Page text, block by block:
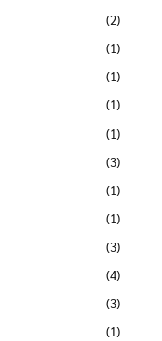
(2)
(1)
(1)
(1)
(1)
(3)
(1)
(1)
(3)
(4)
(3)
(1)